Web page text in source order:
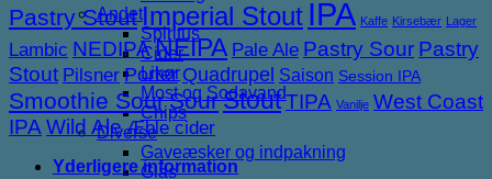
Andet
Spiritus
Cider
Likør
Most og Sodavand
Chips
Diverse
Gaveæsker og indpakning
Glas
Pastry StoutImperial Stout IPA Kaffe Kirsebær Lager
Lambic NEDIPANEIPA Pale Ale Pastry Sour Pastry
Stout Pilsner Porter Quadrupel Saison Session IPA
Smoothie SourSourStoutTIPA Vanilje West Coast
IPA Wild Ale Æble cider
Yderligere information